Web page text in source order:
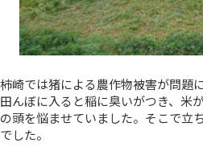
柿崎では猪による農作物被害が問題
田んぼに入ると稲に臭いがつき、米
の頭を悩ませていました。そこで立
でした。